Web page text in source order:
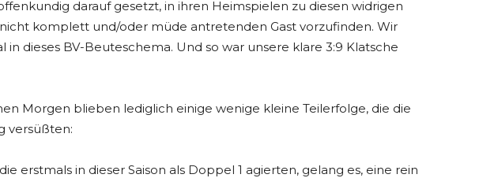
darauf gesetzt, in ihren Heimspielen zu diesen widrigen
komplett und/oder müde antretenden Gast vorzufinden. Wir
in dieses BV-Beuteschema. Und so war unsere klare 3:9 Klatsche
Morgen blieben lediglich einige wenige kleine Teilerfolge, die die
versüßten:
erstmals in dieser Saison als Doppel 1 agierten, gelang es, eine rein